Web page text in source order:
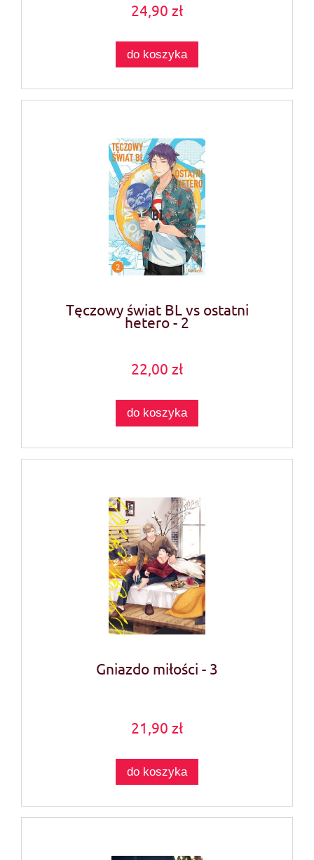
24,90 zł
do koszyka
Tęczowy świat BL vs ostatni
hetero - 2
22,00 zł
do koszyka
Gniazdo miłości - 3
21,90 zł
do koszyka